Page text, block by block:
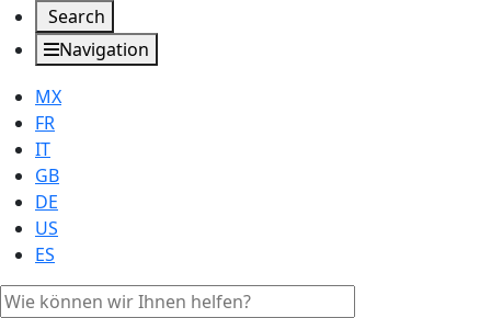
Search
Navigation
MX
FR
IT
GB
DE
US
ES